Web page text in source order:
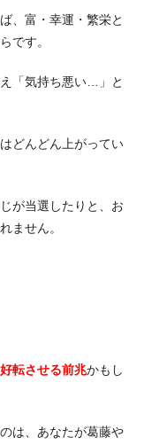
、富・幸運・繁栄と
です。
「気持ち悪い…」と
どんどん上がってい
が当選したりと、お
ません。
転させる前兆かもし
は、あなたが葛藤や